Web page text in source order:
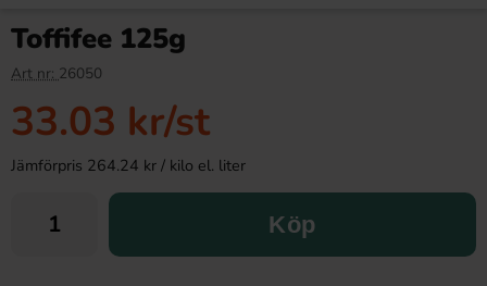
Toffifee 125g
Art nr: 26050
33.03 kr/st
Jämförpris 264.24 kr / kilo el. liter
Köp